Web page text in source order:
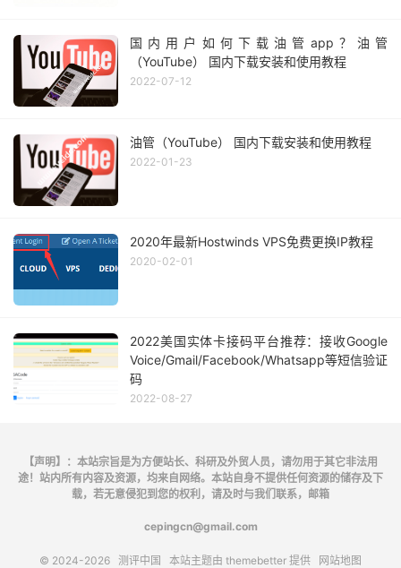
国内用户如何下载油管app？油管
（YouTube） 国内下载安装和使用教程
2022-07-12
油管（YouTube） 国内下载安装和使用教程
2022-01-23
2020年最新Hostwinds VPS免费更换IP教程
2020-02-01
2022美国实体卡接码平台推荐：接收Google
Voice/Gmail/Facebook/Whatsapp等短信验证
码
2022-08-27
【声明】：本站宗旨是为方便站长、科研及外贸人员，请勿用于其它非法用
途！站内所有内容及资源，均来自网络。本站自身不提供任何资源的储存及下
载，若无意侵犯到您的权利，请及时与我们联系，邮箱
cepingcn@gmail.com
© 2024-2026 测评中国 本站主题由 themebetter 提供 网站地图